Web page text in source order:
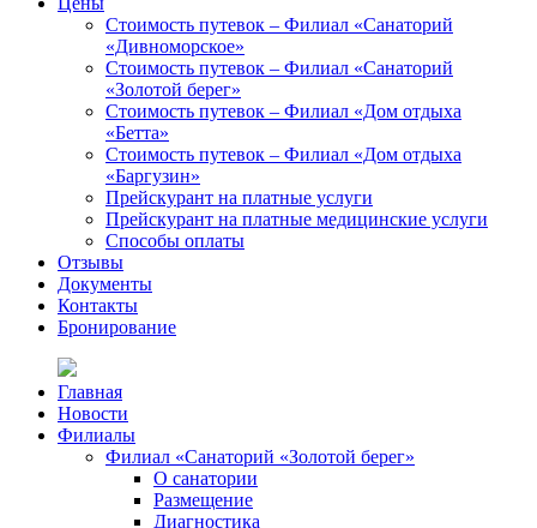
Стоимость путевок – Филиал «Санаторий
«Дивноморское»
Стоимость путевок – Филиал «Санаторий
«Золотой берег»
Стоимость путевок – Филиал «Дом отдыха
«Бетта»
Стоимость путевок – Филиал «Дом отдыха
«Баргузин»
Прейскурант на платные услуги
Прейскурант на платные медицинские услуги
Способы оплаты
Отзывы
Документы
Контакты
Бронирование
Главная
Новости
Филиалы
Филиал «Санаторий «Золотой берег»
О санатории
Размещение
Диагностика